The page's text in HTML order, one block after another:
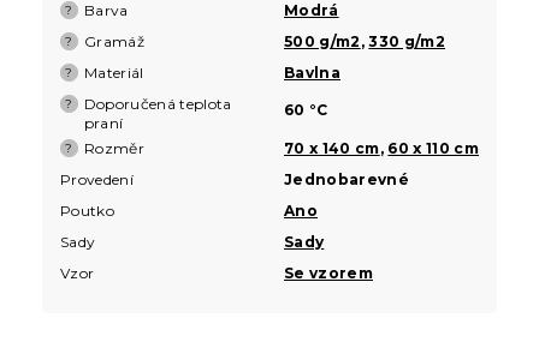
? Barva Modrá
? Gramáž 500 g/m2 ,330 g/m2
? Materiál Bavlna
?
Doporučená teplota
praní
60 °C
? Rozměr 70 x 140 cm, 60 x 110 cm
Provedení
Jednobarevné
Poutko
Ano
Sady
Sady
Vzor
Se vzorem